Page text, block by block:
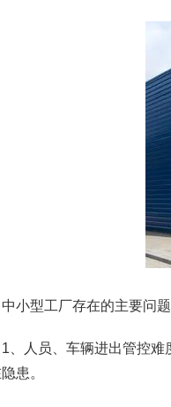
型工厂存在的主要问题
人员、车辆进出管控难
患。